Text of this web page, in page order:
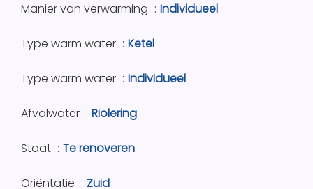
Manier van verwarming Individueel
Type warm water Ketel
Type warm water Individueel
Afvalwater Riolering
Staat Te renoveren
Oriëntatie Zuid